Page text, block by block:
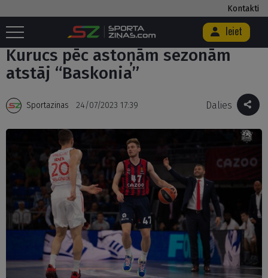
Kontakti
Ieiet
Sākums Basketbols / Kurucs pēc astoņām sezonām atstāj “Baskonia”
Kurucs pēc astoņām sezonām
atstāj “Baskonia”
Sportazinas 24/07/2023 17:39 Dalies